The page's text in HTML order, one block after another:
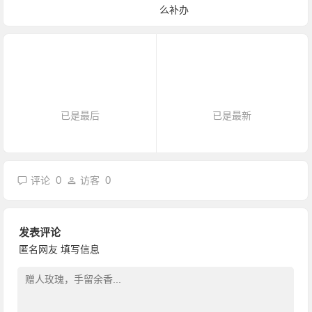
么补办
已是最后 已是最新
评论0 访客0
发表评论
匿名网友 填写信息